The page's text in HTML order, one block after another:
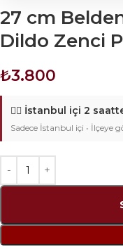
27 cm
Dildo Zenci
₺3.800
🚴‍♂️ İstanbul içi 2
Sadece İstanbul içi • İlçeye